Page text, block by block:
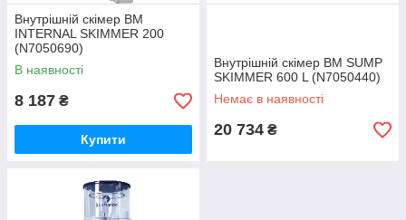
Внутрішній скімер BM
INTERNAL SKIMMER 200
(N7050690)
В наявності
8 187 ₴
Купити
Внутрішній скімер BM SUMP
SKIMMER 600 L (N7050440)
Немає в наявності
20 734 ₴